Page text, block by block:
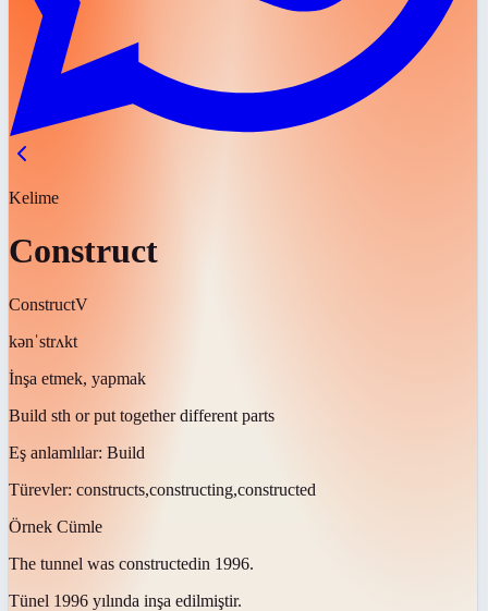
Kelime
Construct
ConstructV
kənˈstrʌkt
İnşa etmek, yapmak
Build sth or put together different parts
Eş anlamlılar: Build
Türevler: constructs,constructing,constructed
Örnek Cümle
The tunnel was constructedin 1996.
Tünel 1996 yılında inşa edilmiştir.